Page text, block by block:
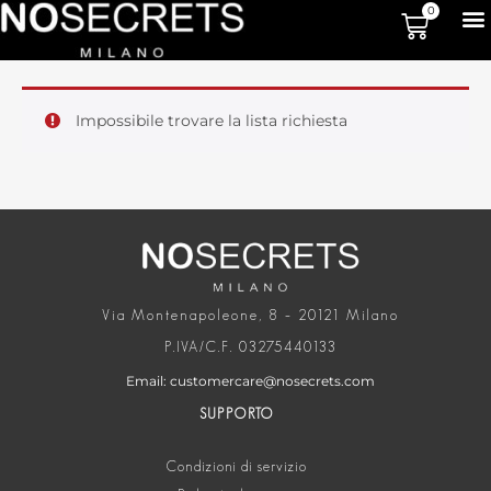
0
Impossibile trovare la lista richiesta
Via Montenapoleone, 8 – 20121 Milano
P.IVA/C.F. 03275440133
Email: customercare@nosecrets.com
SUPPORTO
Condizioni di servizio